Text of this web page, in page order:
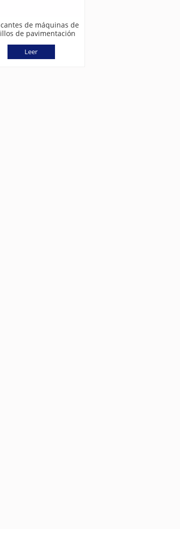
de máquinas de
de pavimentación
(TPM8000G)
Leer